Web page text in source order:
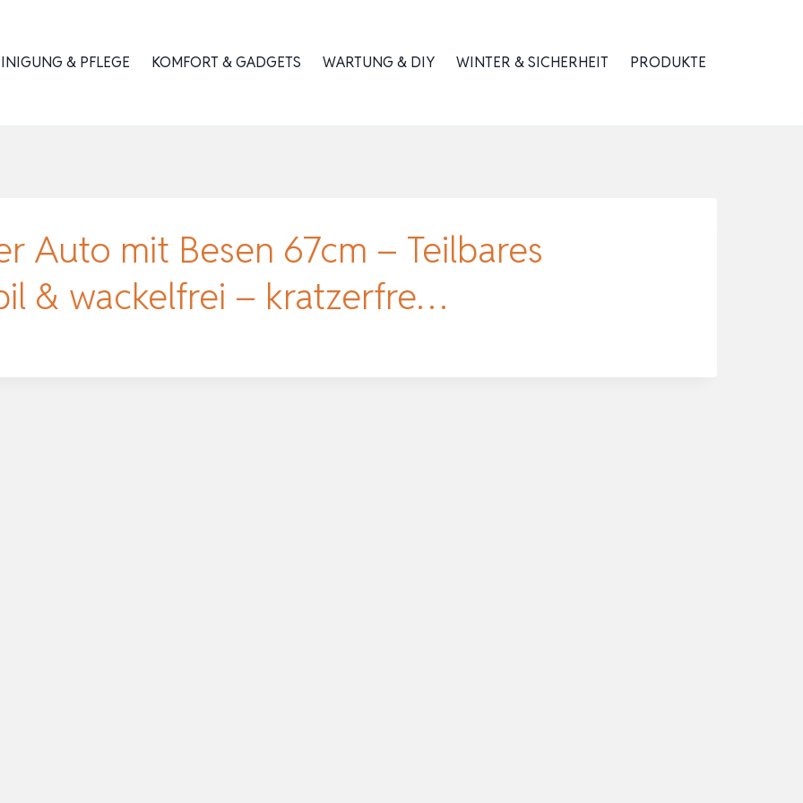
& PFLEGE KOMFORT & GADGETS WARTUNG & DIY WINTER & SICHERHEIT PRODUKTE
Auto mit Besen 67cm – Teilbares
& wackelfrei – kratzerfre…